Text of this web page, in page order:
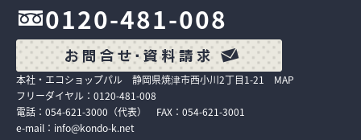
0120-481-008
本社・エコショップパル 静岡県焼津市西小川2丁目1-21 MAP
フリーダイヤル： 0120-481-008
電話： 054-621-3000 （代表） FAX： 054-621-3001
e-mail： info@kondo-k.net